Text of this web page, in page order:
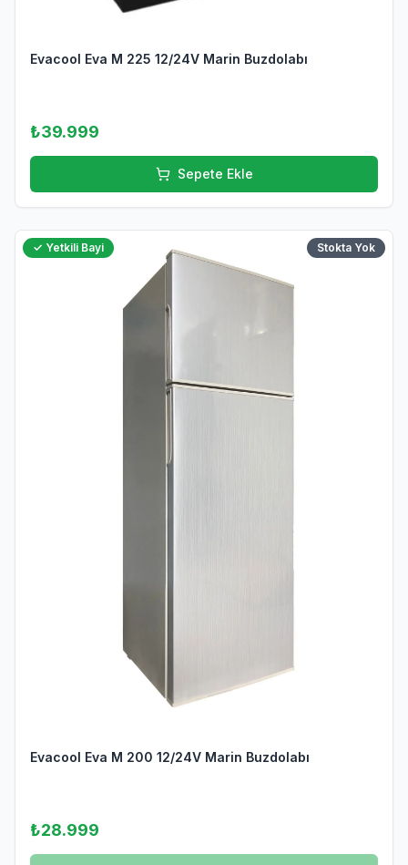
Evacool Eva M 225 12/24V Marin Buzdolabı
₺39.999
Sepete Ekle
✓ Yetkili Bayi Stokta Yok
Evacool Eva M 200 12/24V Marin Buzdolabı
₺28.999